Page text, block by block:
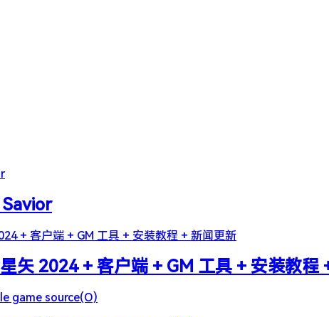
矢 2024 + 客户端 + GM 工具 + 安装教程